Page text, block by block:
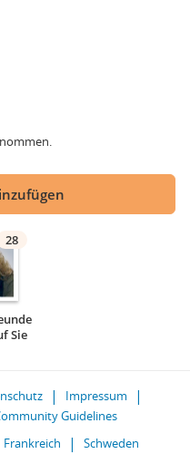
28
Sie
Impressum
Guidelines
Frankreich Schweden